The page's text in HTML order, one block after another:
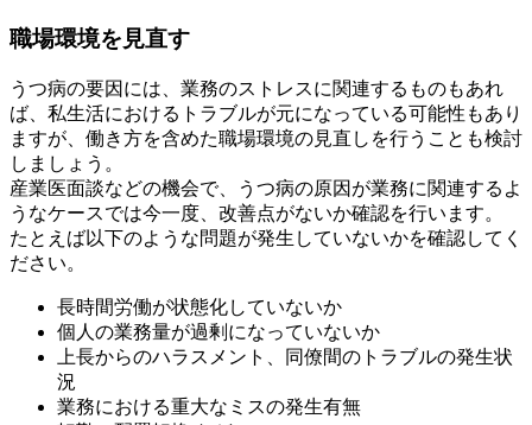
職場環境を見直す
うつ病の要因には、業務のストレスに関連するものもあれ
ば、私生活におけるトラブルが元になっている可能性もあり
ますが、働き方を含めた職場環境の見直しを行うことも検討
しましょう。
産業医面談などの機会で、うつ病の原因が業務に関連するよ
うなケースでは今一度、改善点がないか確認を行います。
たとえば以下のような問題が発生していないかを確認してく
ださい。
長時間労働が状態化していないか
個人の業務量が過剰になっていないか
上長からのハラスメント、同僚間のトラブルの発生状
況
業務における重大なミスの発生有無